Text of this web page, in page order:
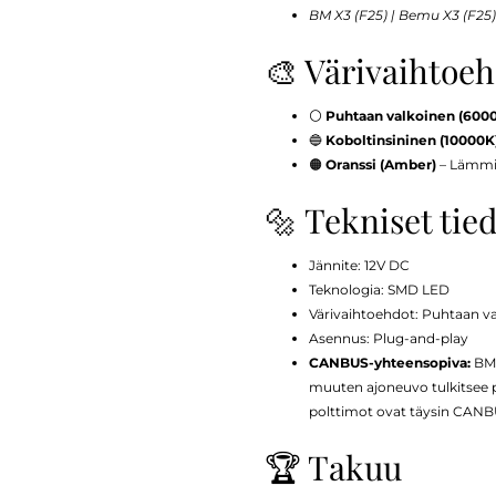
BM X3 (F25) | Bemu X3 (F25)
🎨
⚪ Puhtaan valkoinen
🔵 Koboltinsininen
🟠 Oranssi (Amber) –
🔩 Tekniset
Jännite: 12V DC
Teknologia: SMD LED
Värivaihtoehdot: Puhtaan
Asennus: Plug-and-play
CANBUS-yhteensopiva:
muuten ajoneuvo tulkitsee
polttimot ovat täysin
🏆 Takuu